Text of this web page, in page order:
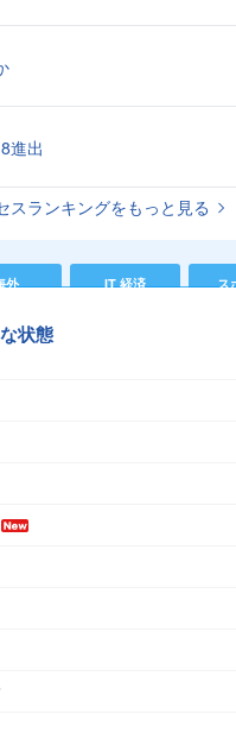
進出
スランキングをもっと見る
外 IT 経済 ス
状態